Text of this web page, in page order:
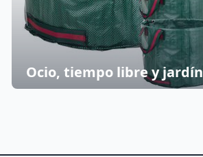
Ocio, tiempo libre y jardín